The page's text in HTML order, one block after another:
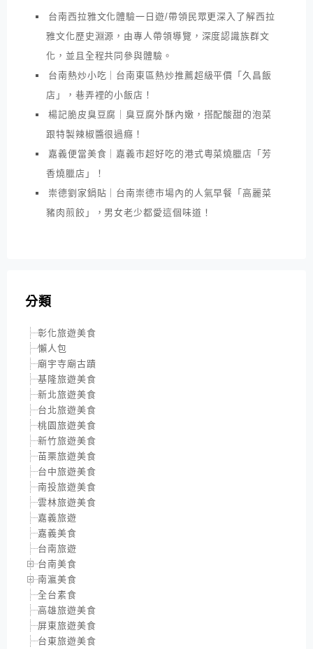
台南西拉雅文化體驗一日遊/帶領民眾更深入了解西拉
雅文化歷史淵源，由專人帶領導覽，深度認識族群文
化，並且全程共同參與體驗。
台南熱炒小吃｜台南東區熱炒推薦超級平價「久昌飯
店」，巷弄裡的小飯店！
楊記脆皮臭豆腐｜臭豆腐外酥內嫩，搭配酸甜的泡菜
跟特製辣椒醬很過癮！
嘉義便當美食｜嘉義市超好吃的港式粵菜燒臘店「芳
香燒臘店」！
崇德劉家鍋貼｜台南崇德市場內的人氣早餐「高麗菜
豬肉煎餃」，男女老少都愛這個味道！
分類
彰化旅遊美食
懶人包
廟宇寺廟古蹟
基隆旅遊美食
新北旅遊美食
台北旅遊美食
桃園旅遊美食
新竹旅遊美食
苗栗旅遊美食
台中旅遊美食
南投旅遊美食
雲林旅遊美食
嘉義旅遊
嘉義美食
台南旅遊
台南美食
南瀛美食
全台素食
高雄旅遊美食
屏東旅遊美食
台東旅遊美食